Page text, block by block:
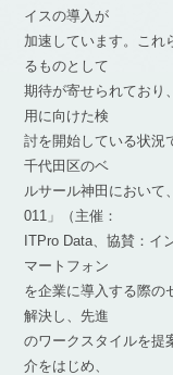
イスの導入が
加速しています。これ
るものとして
期待が寄せられており
用に向けた検
討を開始している状況
千代田区のベ
ルサール神田において
011」（主催：
ITPro Data、協賛：イ
マートフォン
を企業に導入する際の
解決し、先進
のワークスタイルを提
介をはじめ、